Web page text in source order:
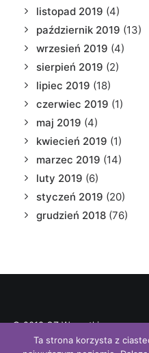
listopad 2019 (4)
październik 2019 (13)
wrzesień 2019 (4)
sierpień 2019 (2)
lipiec 2019 (18)
czerwiec 2019 (1)
maj 2019 (4)
kwiecień 2019 (1)
marzec 2019 (14)
luty 2019 (6)
styczeń 2019 (20)
grudzień 2018 (76)
© 2018 OZ Wszystkie prawa
Ta strona korzysta z